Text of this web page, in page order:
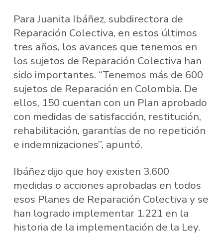
Para Juanita Ibáñez, subdirectora de
Reparación Colectiva, en estos últimos
tres años, los avances que tenemos en
los sujetos de Reparación Colectiva han
sido importantes. “Tenemos más de 600
sujetos de Reparación en Colombia. De
ellos, 150 cuentan con un Plan aprobado
con medidas de satisfacción, restitución,
rehabilitación, garantías de no repetición
e indemnizaciones”, apuntó.
Ibáñez dijo que hoy existen 3.600
medidas o acciones aprobadas en todos
esos Planes de Reparación Colectiva y se
han logrado implementar 1.221 en la
historia de la implementación de la Ley.